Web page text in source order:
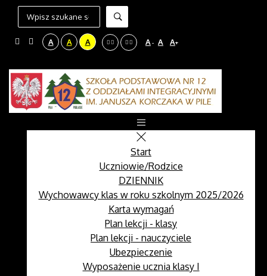
A A A A- A A+
Start
Uczniowie/Rodzice
DZIENNIK
Wychowawcy klas w roku szkolnym 2025/2026
Karta wymagań
Plan lekcji - klasy
Plan lekcji - nauczyciele
Ubezpieczenie
Wyposażenie ucznia klasy I